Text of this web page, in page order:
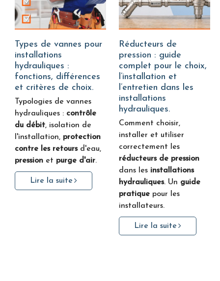
Types de vannes pour
installations
hydrauliques :
fonctions, différences
et critères de choix.
Typologies de vannes
hydrauliques : contrôle
du débit, isolation de
l'installation, protection
contre les retoursd'eau,
pression et purge d'air.
Lire la suite
Réducteurs de
pression : guide
complet pour le choix,
l’installation et
l’entretien dans les
installations
hydrauliques.
Comment choisir,
installer et utiliser
correctement les
réducteurs de pression
dans les installations
hydrauliques. Un guide
pratique pour les
installateurs.
Lire la suite